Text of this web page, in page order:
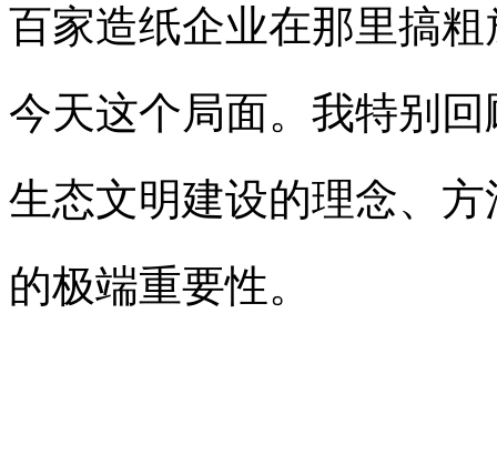
百家造纸企业在那里搞
今天这个局面。我特别
生态文明建设的理念、
的极端重要性。